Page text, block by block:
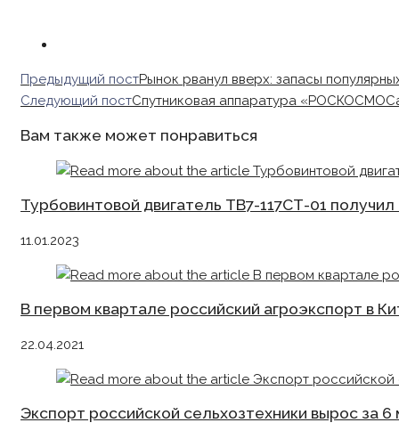
Read
more
Предыдущий постРынок рванул вверх: запасы
Следующий постСпутниковая аппаратура
Вам также может понравиться
Турбовинтовой двигатель ТВ7-117СТ-01
11.01.2023
В первом квартале российский агроэкспорт в
22.04.2021
Экспорт российской сельхозтехники вырос за 6